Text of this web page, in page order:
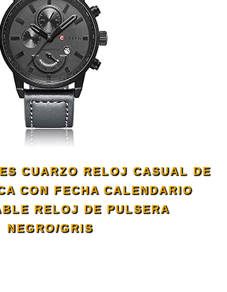
CUARZO RELOJ CASUAL DE
CON FECHA CALENDARIO
RELOJ DE PULSERA
NEGRO/GRIS